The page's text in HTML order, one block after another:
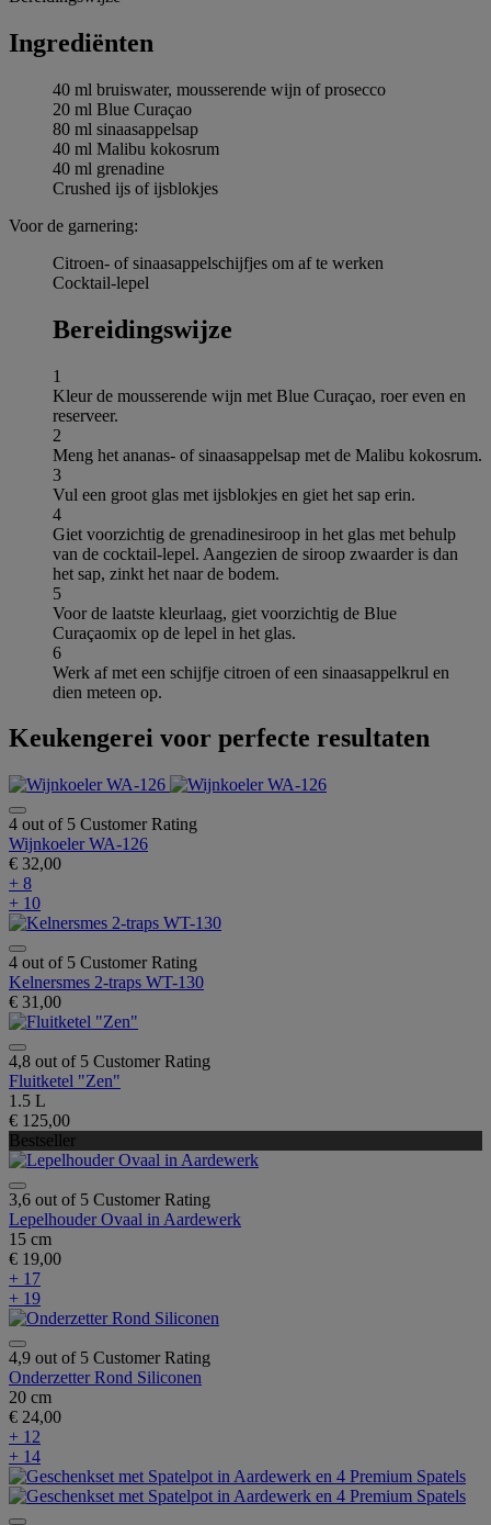
Ingrediёnten
40 ml bruiswater, mousserende wijn of prosecco
20 ml Blue Curaçao
80 ml sinaasappelsap
40 ml Malibu kokosrum
40 ml grenadine
Crushed ijs of ijsblokjes
Voor de garnering:
Citroen- of sinaasappelschijfjes om af te werken
Cocktail-lepel
Bereidingswijze
1
Kleur de mousserende wijn met Blue Curaçao, roer even en
reserveer.
2
Meng het ananas- of sinaasappelsap met de Malibu kokosrum.
3
Vul een groot glas met ijsblokjes en giet het sap erin.
4
Giet voorzichtig de grenadinesiroop in het glas met behulp
van de cocktail-lepel. Aangezien de siroop zwaarder is dan
het sap, zinkt het naar de bodem.
5
Voor de laatste kleurlaag, giet voorzichtig de Blue
Curaçaomix op de lepel in het glas.
6
Werk af met een schijfje citroen of een sinaasappelkrul en
dien meteen op.
Keukengerei voor perfecte resultaten
4 out of 5 Customer Rating
Wijnkoeler WA-126
€ 32,00
+ 8
+ 10
4 out of 5 Customer Rating
Kelnersmes 2-traps WT-130
€ 31,00
4,8 out of 5 Customer Rating
Fluitketel "Zen"
1.5 L
€ 125,00
Bestseller
3,6 out of 5 Customer Rating
Lepelhouder Ovaal in Aardewerk
15 cm
€ 19,00
+ 17
+ 19
4,9 out of 5 Customer Rating
Onderzetter Rond Siliconen
20 cm
€ 24,00
+ 12
+ 14